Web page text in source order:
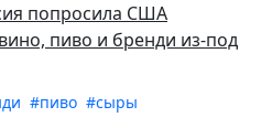
попросила США
пиво и бренди из-под
#пиво #сыры